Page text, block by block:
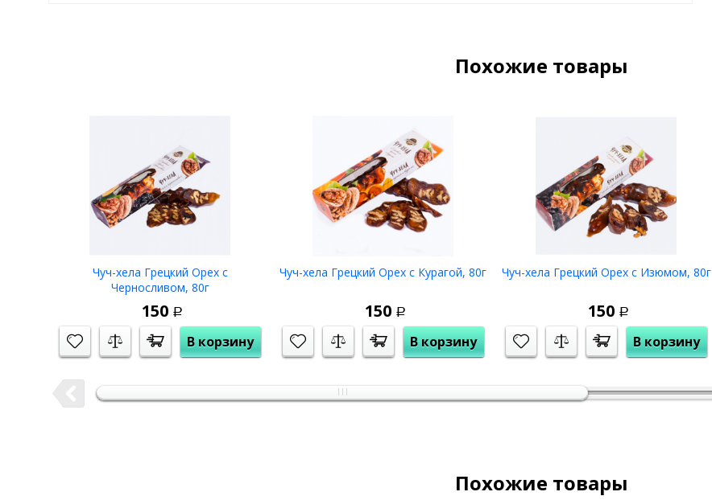
Купитьпрямо сейчасПастила яблочно-клюквенная(35 г.)с доставкой по всей России !
Похожие товары
Чуч-хела Грецкий Орех с
Черносливом, 80г
150 Р
В корзину
Чуч-хела Грецкий Орех с Курагой, 80г
150 Р
В корзину
Чуч-хела Грецкий Орех с Изюмом, 80г
150 Р
В корзину
Похожие товары